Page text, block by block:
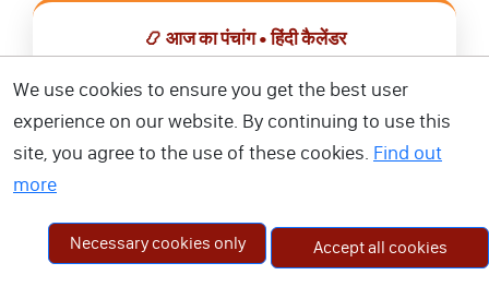
📿 आज का पंचांग • हिंदी कैलेंडर
📅 हिंदी कैलेंडर ऐप डाउनलोड करें
We use cookies to ensure you get the best user
experience on our website. By continuing to use this
site, you agree to the use of these cookies. Find out
more
Necessary cookies only Accept all cookies